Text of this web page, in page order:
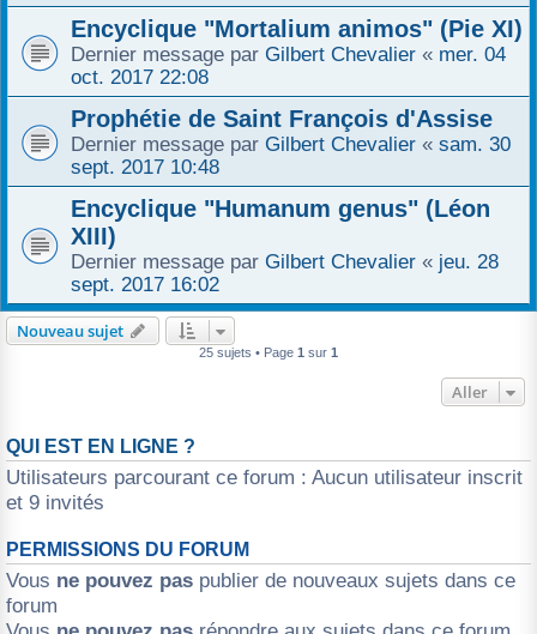
Encyclique "Mortalium animos" (Pie XI)
Dernier message par Gilbert Chevalier « mer. 04
oct. 2017 22:08
Prophétie de Saint François d'Assise
Dernier message par Gilbert Chevalier « sam. 30
sept. 2017 10:48
Encyclique "Humanum genus" (Léon
XIII)
Dernier message par Gilbert Chevalier « jeu. 28
sept. 2017 16:02
Nouveau sujet
25 sujets • Page 1 sur 1
Aller
QUI EST EN LIGNE ?
Utilisateurs parcourant ce forum : Aucun utilisateur inscrit
et 9 invités
PERMISSIONS DU FORUM
Vous ne pouvez pas publier de nouveaux sujets dans ce
forum